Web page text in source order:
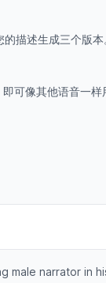
描述生成三个版本
可像其他语音一样
male narrator in